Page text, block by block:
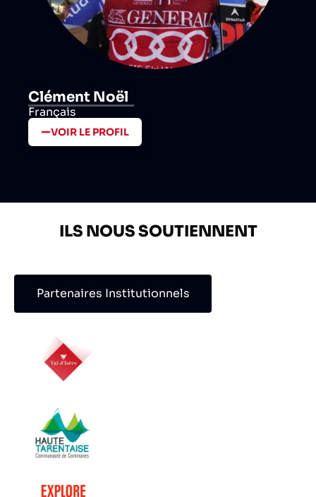
Clément Noël
Français
VOIR LE PROFIL
ILS NOUS SOUTIENNENT
Partenaires Institutionnels